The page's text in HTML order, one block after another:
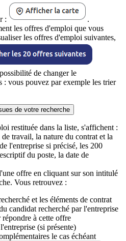
:
.
les offres d'emploi que vous
les offres d'emploi suivantes,
de changer le
: vous pouvez par exemple les trier
de votre recherche
restituée dans la liste, s'affichent :
travail, la nature du contrat et la
l'entreprise si précisé, les 200
du poste, la date de
offre en cliquant sur son intitulé
Vous retrouvez :
et les éléments de contrat
candidat recherché par l'entreprise
à cette offre
(si présente)
le cas échéant